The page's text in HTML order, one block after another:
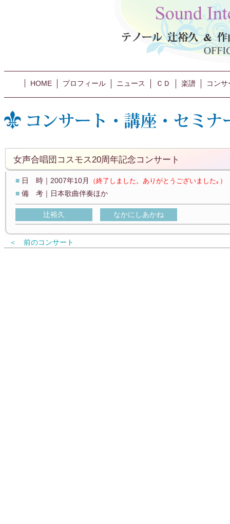
HOME プロフィール ニュース ＣＤ 楽譜 コン
女声合唱団コスモス20周年記念コンサート
■ 日 時｜2007年10月 （終了しました。ありがとうございました｡）
■ 備 考｜日本歌曲伴奏ほか
辻裕久 なかにしあかね
＜ 前のコンサート